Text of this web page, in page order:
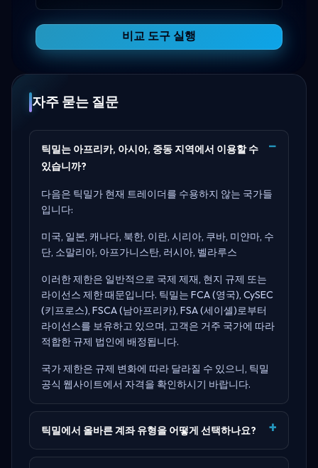
비교 도구 실행
자주 묻는 질문
틱밀는 아프리카, 아시아, 중동 지역에서 이용할 수
있습니까?
다음은 틱밀가 현재 트레이더를 수용하지 않는 국가들
입니다:
미국, 일본, 캐나다, 북한, 이란, 시리아, 쿠바, 미얀마, 수
단, 소말리아, 아프가니스탄, 러시아, 벨라루스
이러한 제한은 일반적으로 국제 제재, 현지 규제 또는
라이선스 제한 때문입니다. 틱밀는 FCA (영국), CySEC
(키프로스), FSCA (남아프리카), FSA (세이셸)로부터
라이선스를 보유하고 있으며, 고객은 거주 국가에 따라
적합한 규제 법인에 배정됩니다.
국가 제한은 규제 변화에 따라 달라질 수 있으니, 틱밀
공식 웹사이트에서 자격을 확인하시기 바랍니다.
틱밀에서 올바른 계좌 유형을 어떻게 선택하나요?